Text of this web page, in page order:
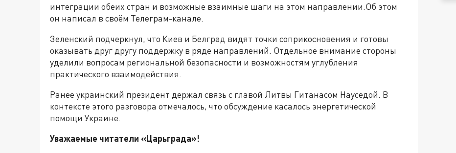
интеграции обеих стран и возможные взаимные шаги на этом направлении.Об этом
он написал в своём Телеграм-канале.
Зеленский подчеркнул, что Киев и Белград видят точки соприкосновения и готовы
оказывать друг другу поддержку в ряде направлений. Отдельное внимание стороны
уделили вопросам региональной безопасности и возможностям углубления
практического взаимодействия.
Ранее украинский президент держал связь с главой Литвы Гитанасом Науседой. В
контексте этого разговора отмечалось, что обсуждение касалось энергетической
помощи Украине.
Уважаемые читатели «Царьграда»!